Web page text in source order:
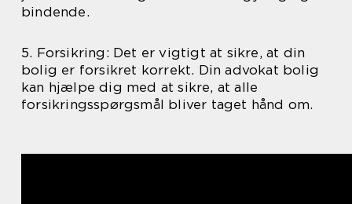
bindende.
5. Forsikring: Det er vigtigt at sikre, at din
bolig er forsikret korrekt. Din advokat bolig
kan hjælpe dig med at sikre, at alle
forsikringsspørgsmål bliver taget hånd om.